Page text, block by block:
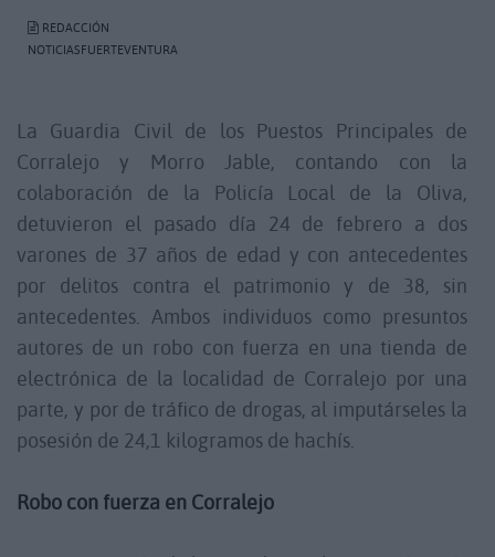
REDACCIÓN
NOTICIASFUERTEVENTURA
La Guardia Civil de los Puestos Principales de
Corralejo y Morro Jable, contando con la
colaboración de la Policía Local de la Oliva,
detuvieron el pasado día 24 de febrero a dos
varones de 37 años de edad y con antecedentes
por delitos contra el patrimonio y de 38, sin
antecedentes. Ambos individuos como presuntos
autores de un robo con fuerza en una tienda de
electrónica de la localidad de Corralejo por una
parte, y por de tráfico de drogas, al imputárseles la
posesión de 24,1 kilogramos de hachís.
Robo con fuerza en Corralejo